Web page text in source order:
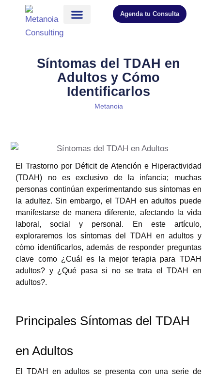
Agenda tu Consulta
Síntomas del TDAH en
Adultos y Cómo
Identificarlos
Metanoia
El Trastorno por Déficit de Atención e Hiperactividad
(TDAH) no es exclusivo de la infancia; muchas
personas continúan experimentando sus síntomas en
la adultez. Sin embargo, el TDAH en adultos puede
manifestarse de manera diferente, afectando la vida
laboral, social y personal. En este artículo,
exploraremos los síntomas del TDAH en adultos y
cómo identificarlos, además de responder preguntas
clave como ¿Cuál es la mejor terapia para TDAH
adultos? y ¿Qué pasa si no se trata el TDAH en
adultos?.
Principales Síntomas del TDAH
en Adultos
El TDAH en adultos se presenta con una serie de